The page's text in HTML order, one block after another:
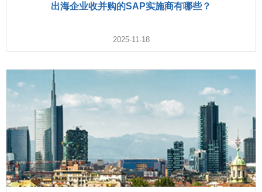
出海企业收并购的SAP实施商有哪些？
2025-11-18